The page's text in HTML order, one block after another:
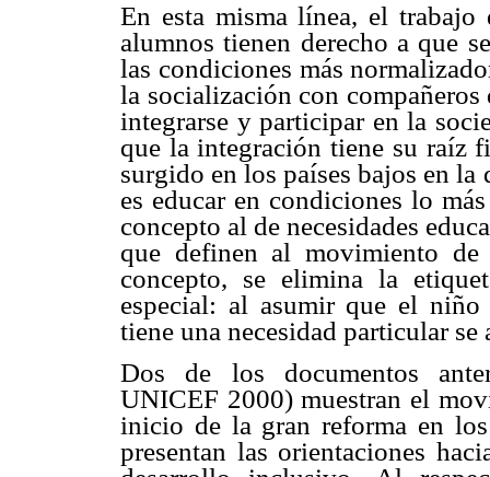
En esta misma línea, el
alumnos tienen derecho a que
las condiciones más
la socialización con
integrarse y participar en la
que la integración tiene su raíz
surgido en los países bajos en
es educar en condiciones lo
concepto al de necesidades
que definen al movimiento de
concepto, se elimina la
especial: al asumir que el niño
tiene una necesidad particular
Dos de los documentos
UNICEF 2000) muestran el
inicio de la gran reforma en
presentan las orientaciones